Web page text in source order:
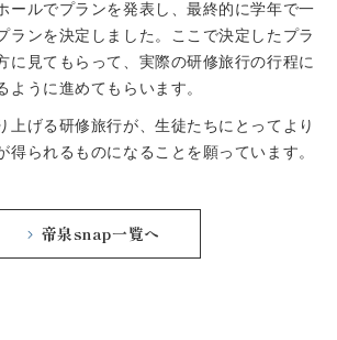
ールでプランを発表し、最終的に学年で一
ランを決定しました。ここで決定したプラ
に見てもらって、実際の研修旅行の行程に
ように進めてもらいます。
上げる研修旅行が、生徒たちにとってより
得られるものになることを願っています。
帝泉snap一覧へ